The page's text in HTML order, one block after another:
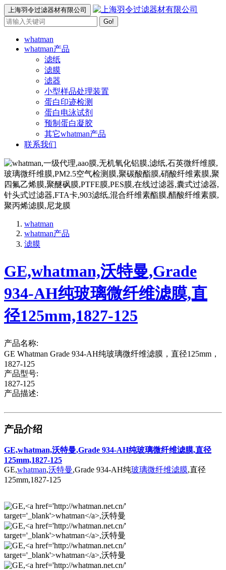
上海羽令过滤器材有限公司
Go!
whatman
whatman产品
滤纸
滤膜
滤器
小型样品处理装置
蛋白印迹检测
蛋白电泳试剂
预制蛋白凝胶
其它whatman产品
联系我们
whatman
whatman产品
滤膜
GE,whatman,沃特曼,Grade
934-AH纯玻璃微纤维滤膜,直
径125mm,1827-125
产品名称:
GE Whatman Grade 934-AH纯玻璃微纤维滤膜，直径125mm，
1827-125
产品型号:
1827-125
产品描述:
产品介绍
GE,whatman,沃特曼,Grade 934-AH纯玻璃微纤维滤膜,直径
125mm,1827-125
GE,whatman,沃特曼,Grade 934-AH纯玻璃微纤维滤膜,直径
125mm,1827-125